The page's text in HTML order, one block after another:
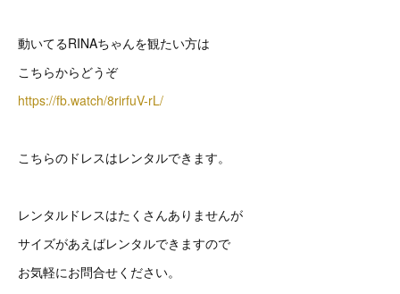
動いてるRINAちゃんを観たい方は
こちらからどうぞ
https://fb.watch/8rirfuV-rL/
こちらのドレスはレンタルできます。
レンタルドレスはたくさんありませんが
サイズがあえばレンタルできますので
お気軽にお問合せください。